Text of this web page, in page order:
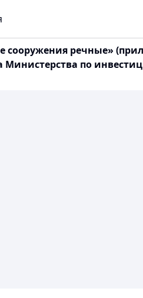
сооружения речные»
по